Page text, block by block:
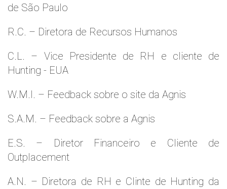
de São Paulo
R.C. – Diretora de Recursos Humanos
C.L. – Vice Presidente de RH e cliente de
Hunting - EUA
W.M.l. – Feedback sobre o site da Agnis
S.A.M. – Feedback sobre a Agnis
E.S. – Diretor Financeiro e Cliente de
Outplacement
A.N. – Diretora de RH e Clinte de Hunting da